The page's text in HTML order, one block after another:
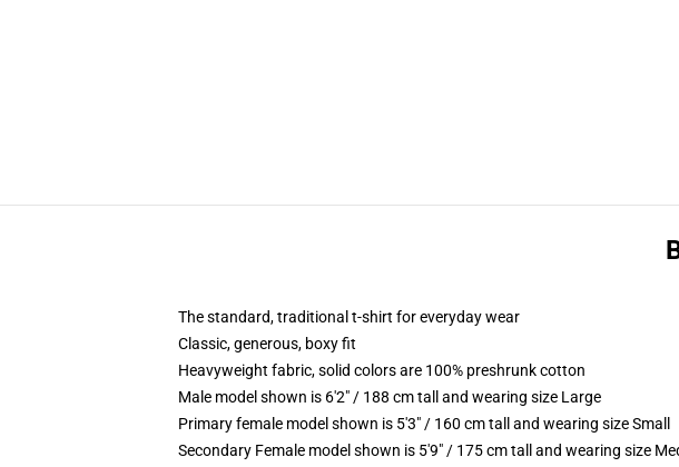
The standard, traditional t-shirt for everyday wear
Classic, generous, boxy fit
Heavyweight fabric, solid colors are 100% preshrunk cotton
Male model shown is 6'2" / 188 cm tall and wearing size Large
Primary female model shown is 5'3" / 160 cm tall and wearing size Small
Secondary Female model shown is 5'9" / 175 cm tall and wearing size